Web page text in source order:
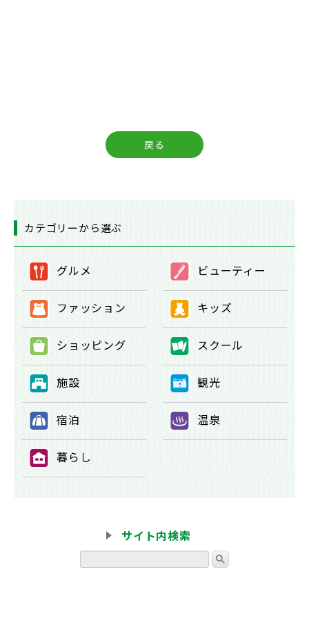
戻る
カテゴリーから選ぶ
① グルメ ② ビューティー
③ ファッション ④ キッズ
⑤ ショッピング ⑥ スクール
⑦ 施設 ⑧ 観光
⑨ 宿泊 ⑩ 温泉
⑪ 暮らし
サイト内検索